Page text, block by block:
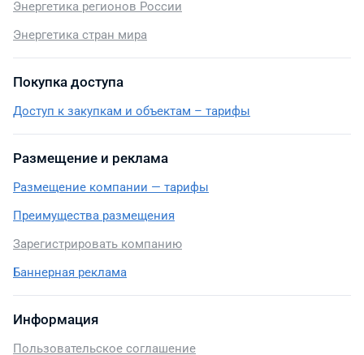
Энергетика регионов России
Энергетика стран мира
Покупка доступа
Доступ к закупкам и объектам – тарифы
Размещение и реклама
Размещение компании — тарифы
Преимущества размещения
Зарегистрировать компанию
Баннерная реклама
Информация
Пользовательское соглашение